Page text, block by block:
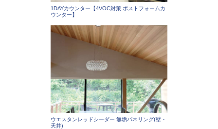
1DAYカウンター【4VOC対策 ポストフォームカ
ウンター】
ウエスタンレッドシーダー 無垢パネリング(壁・
天井)